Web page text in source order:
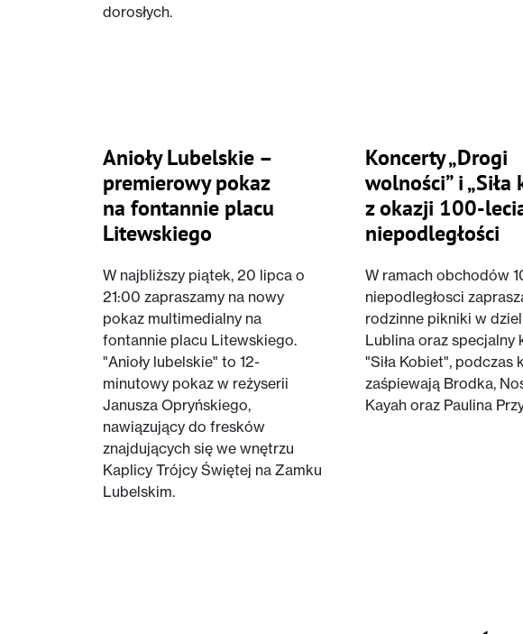
dorosłych.
Anioły Lubelskie –
premierowy pokaz
na fontannie placu
Litewskiego
W najbliższy piątek, 20 lipca o
21:00 zapraszamy na nowy
pokaz multimedialny na
fontannie placu Litewskiego.
"Anioły lubelskie" to 12-
minutowy pokaz w reżyserii
Janusza Opryńskiego,
nawiązujący do fresków
znajdujących się we wnętrzu
Kaplicy Trójcy Świętej na Zamku
Lubelskim.
Koncerty „Drogi
wolności” i „Siła
z okazji 100-
niepodległości
W ramach obchodów
niepodległosci
rodzinne pikniki w
Lublina oraz specjalny
"Siła Kobiet", podczas
zaśpiewają Brodka,
Kayah oraz Paulina